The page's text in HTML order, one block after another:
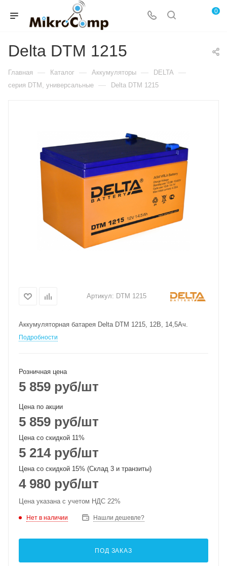
0
Delta DTM 1215
Главная — Каталог — Аккумуляторы — DELTA —
серия DTM, универсальные — Delta DTM 1215
Артикул: DTM 1215
Аккумуляторная батарея Delta DTM 1215, 12В, 14,5Ач.
Подробности
Розничная цена
5 859 руб/шт
Цена по акции
5 859 руб/шт
Цена со скидкой 11%
5 214руб/шт
Цена со скидкой 15% (Склад 3 и транзиты)
4 980 руб/шт
Цена указана с учетом НДС 22%
Нет в наличии Нашли дешевле?
ПОД ЗАКАЗ